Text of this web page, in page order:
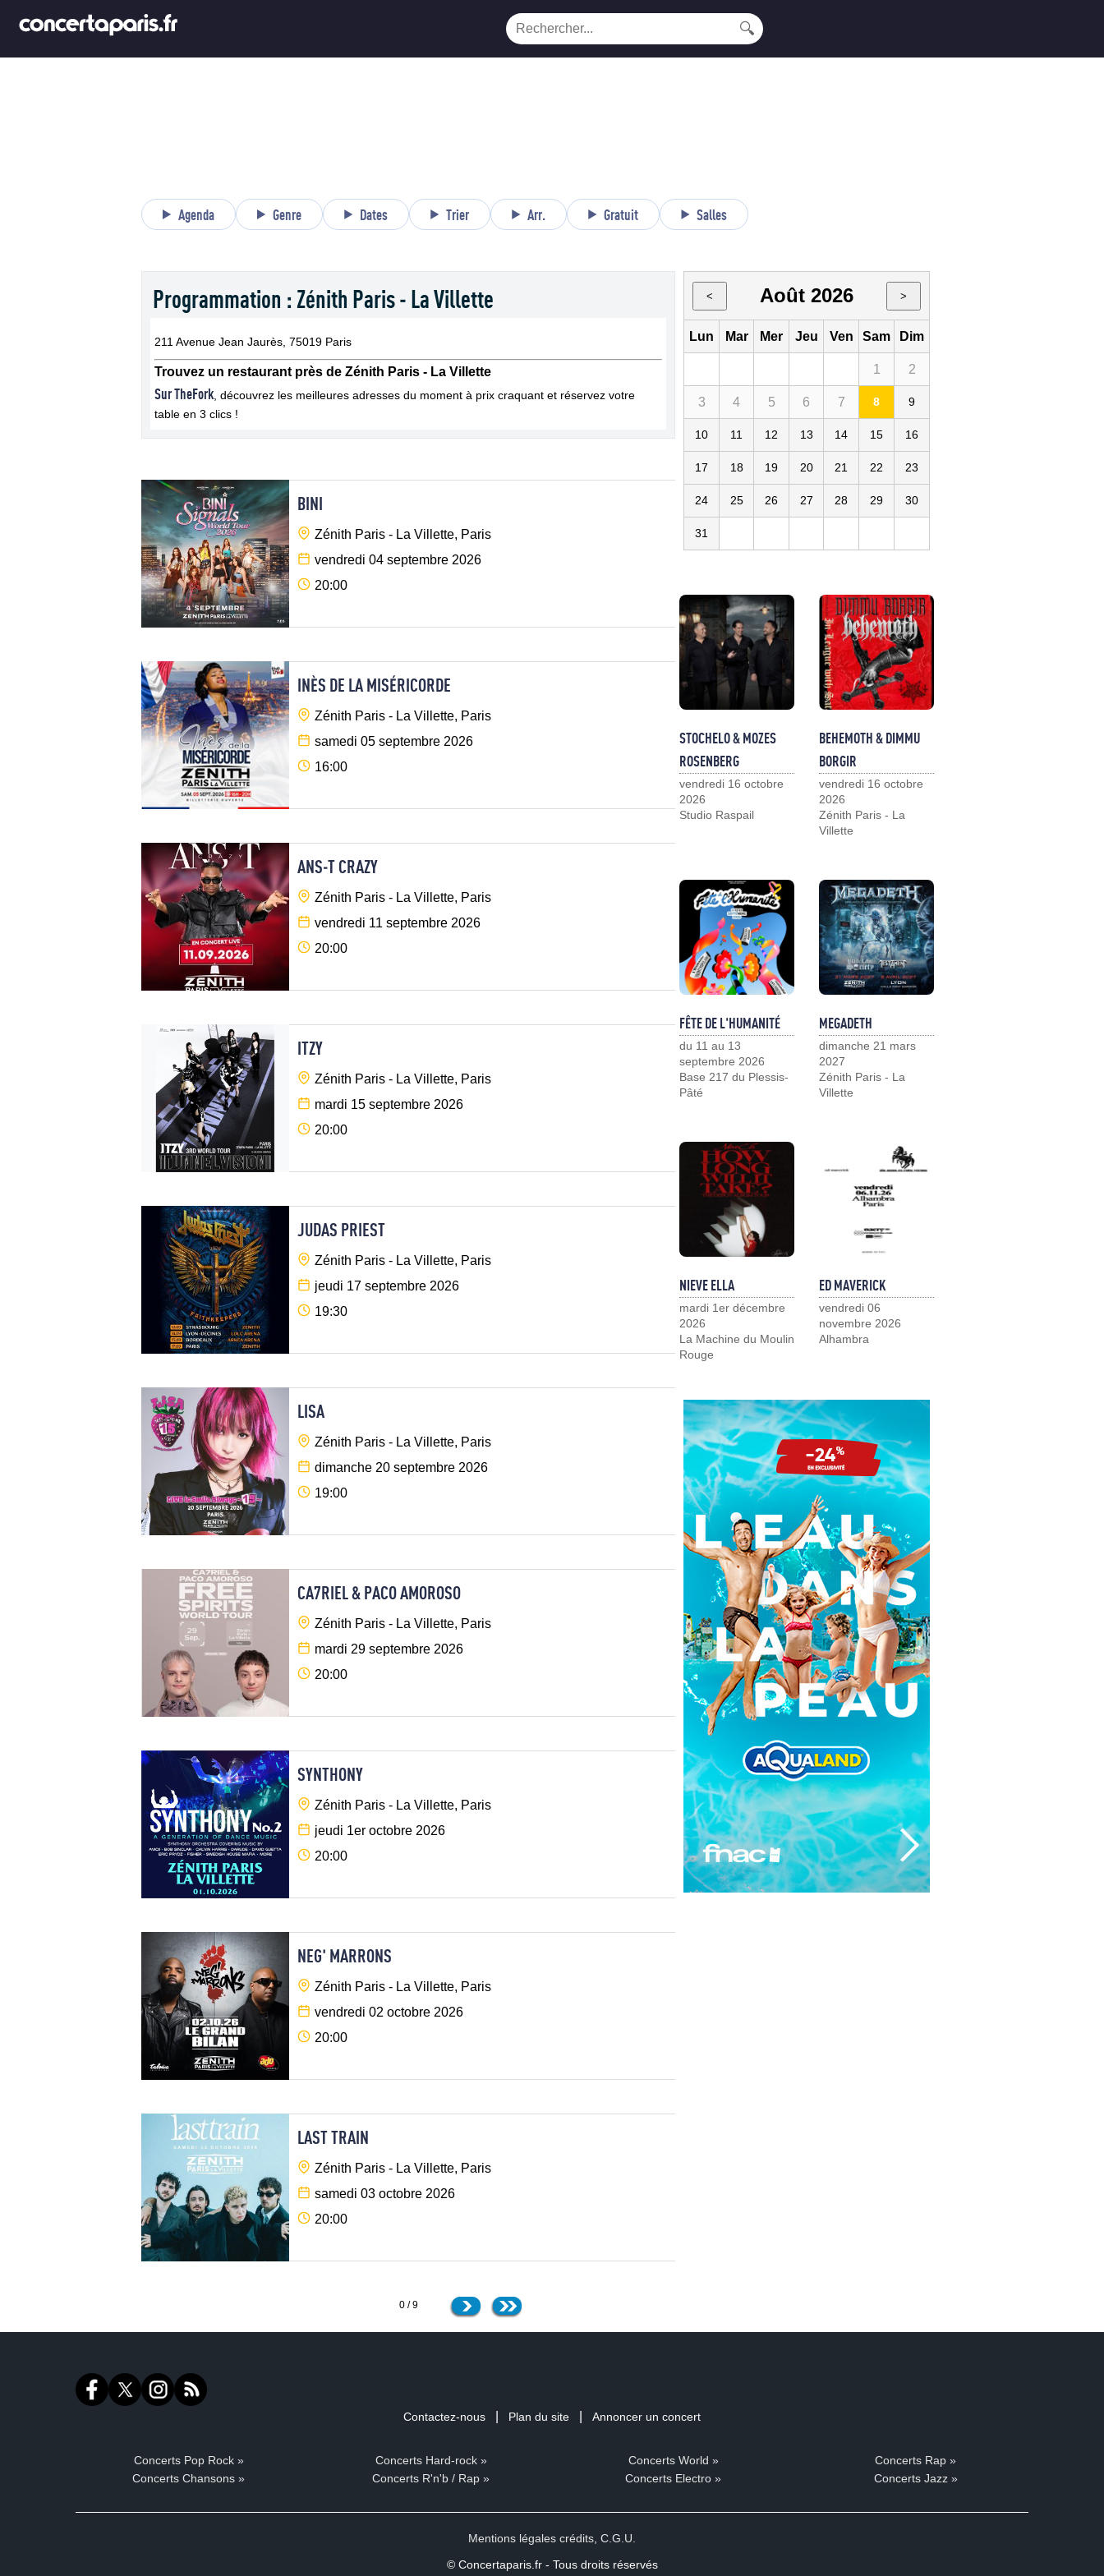
🔍
Agenda Genre Dates Trier Arr. Gratuit Salles
Programmation : Zénith Paris - La Villette
211 Avenue Jean Jaurès, 75019 Paris
Trouvez un restaurant près de Zénith Paris - La Villette
Sur TheFork , découvrez les meilleures adresses du moment à prix craquant et réservez votre
table en 3 clics !
BINI
Zénith Paris - La Villette, Paris
vendredi 04 septembre 2026
20:00
INÈS DE LA MISÉRICORDE
Zénith Paris - La Villette, Paris
samedi 05 septembre 2026
16:00
ANS-T CRAZY
Zénith Paris - La Villette, Paris
vendredi 11 septembre 2026
20:00
ITZY
Zénith Paris - La Villette, Paris
mardi 15 septembre 2026
20:00
JUDAS PRIEST
Zénith Paris - La Villette, Paris
jeudi 17 septembre 2026
19:30
LISA
Zénith Paris - La Villette, Paris
dimanche 20 septembre 2026
19:00
CA7RIEL & PACO AMOROSO
Zénith Paris - La Villette, Paris
mardi 29 septembre 2026
20:00
SYNTHONY
Zénith Paris - La Villette, Paris
jeudi 1er octobre 2026
20:00
NEG' MARRONS
Zénith Paris - La Villette, Paris
vendredi 02 octobre 2026
20:00
LAST TRAIN
Zénith Paris - La Villette, Paris
samedi 03 octobre 2026
20:00
0 / 9
< Août 2026 >
Lun Mar Mer Jeu Ven Sam Dim
1 2
3 4 5 6 7 8 9
10 11 12 13 14 15 16
17 18 19 20 21 22 23
24 25 26 27 28 29 30
31
STOCHELO & MOZES
ROSENBERG
vendredi 16 octobre
2026
Studio Raspail
BEHEMOTH & DIMMU
BORGIR
vendredi 16 octobre
2026
Zénith Paris - La
Villette
FÊTE DE L'HUMANITÉ
du 11 au 13
septembre 2026
Base 217 du Plessis-
Pâté
MEGADETH
dimanche 21 mars
2027
Zénith Paris - La
Villette
NIEVE ELLA
mardi 1er décembre
2026
La Machine du Moulin
Rouge
ED MAVERICK
vendredi 06
novembre 2026
Alhambra
Contactez-nous Plan du site Annoncer un concert
Concerts Pop Rock »
Concerts Chansons »
Concerts Hard-rock »
Concerts R'n'b / Rap »
Concerts World »
Concerts Electro »
Concerts Rap »
Concerts Jazz »
Mentions légales crédits C.G.U.
© Concertaparis.fr - Tous droits réservés